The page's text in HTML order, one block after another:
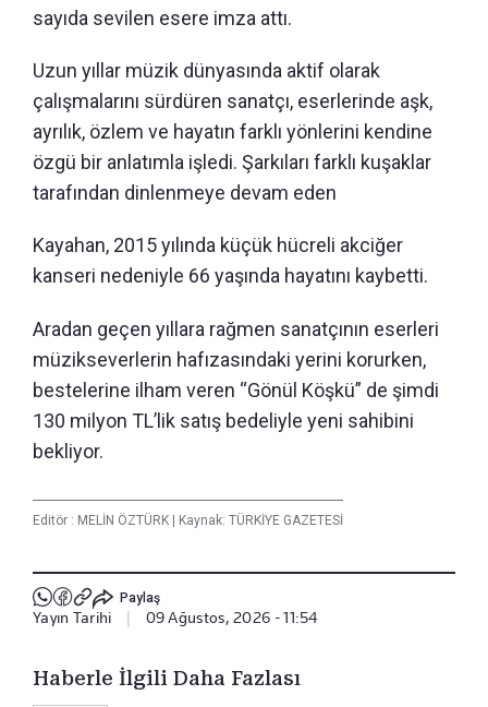
sayıda sevilen esere imza attı.
Uzun yıllar müzik dünyasında aktif olarak
çalışmalarını sürdüren sanatçı, eserlerinde aşk,
ayrılık, özlem ve hayatın farklı yönlerini kendine
özgü bir anlatımla işledi. Şarkıları farklı kuşaklar
tarafından dinlenmeye devam eden
Kayahan, 2015 yılında küçük hücreli akciğer
kanseri nedeniyle 66 yaşında hayatını kaybetti.
Aradan geçen yıllara rağmen sanatçının eserleri
müzikseverlerin hafızasındaki yerini korurken,
bestelerine ilham veren “Gönül Köşkü” de şimdi
130 milyon TL’lik satış bedeliyle yeni sahibini
bekliyor.
Editör : MELİN ÖZTÜRK | Kaynak: TÜRKİYE GAZETESİ
Paylaş
Yayın Tarihi | 09 Ağustos, 2026 - 11:54
Haberle İlgili Daha Fazlası